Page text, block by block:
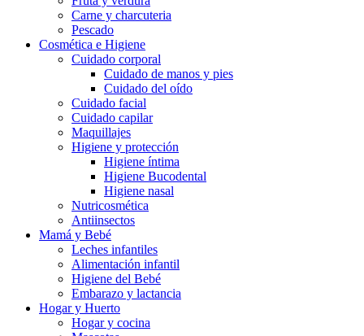
Carne y charcuteria
Pescado
Cosmética e Higiene
Cuidado corporal
Cuidado de manos y pies
Cuidado del oído
Cuidado facial
Cuidado capilar
Maquillajes
Higiene y protección
Higiene íntima
Higiene Bucodental
Higiene nasal
Nutricosmética
Antiinsectos
Mamá y Bebé
Leches infantiles
Alimentación infantil
Higiene del Bebé
Embarazo y lactancia
Hogar y Huerto
Hogar y cocina